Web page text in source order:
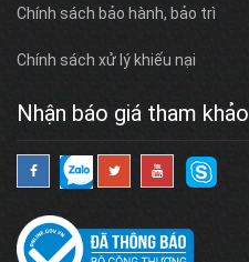
Chính sách bảo hành, bảo trì
Chính sách xử lý khiếu nại
Nhận báo giá tham khảo